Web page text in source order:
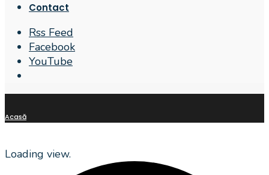
Contact
Rss Feed
Facebook
YouTube
Search
Acasă
Loading view.